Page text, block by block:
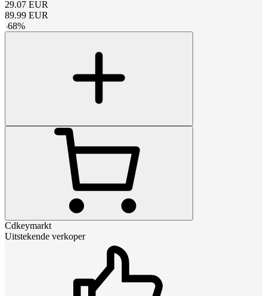
29.07 EUR
89.99 EUR
-68%
Cdkeymarkt
Uitstekende verkoper